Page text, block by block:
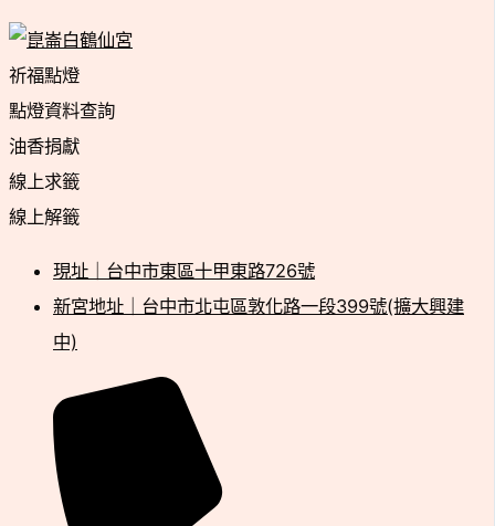
祈福點燈
點燈資料查詢
油香捐獻
線上求籤
線上解籤
現址｜台中市東區十甲東路726號
新宮地址｜台中市北屯區敦化路一段399號(擴大興建
中)